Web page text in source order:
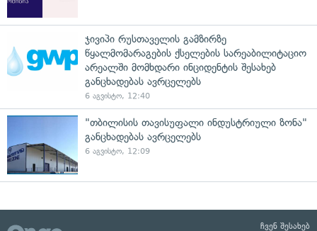
ჯივიპი რუსთაველის გამზირზე
წყალმომარაგების ქსელების სარეაბილიტაციო
არეალში მომხდარი ინციდენტის შესახებ
განცხადებას ავრცელებს
6 აგვისტო, 12:40
"თბილისის თავისუფალი ინდუსტრიული ზონა"
განცხადებას ავრცელებს
6 აგვისტო, 12:09
ჩვენ შესახებ